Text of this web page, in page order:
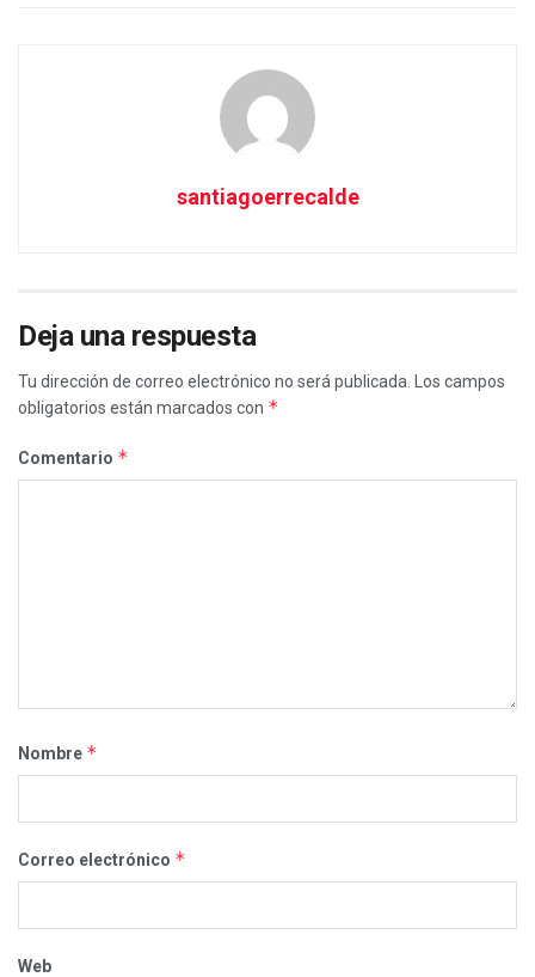
santiagoerrecalde
Deja una respuesta
Tu dirección de correo electrónico no será publicada.
Los campos
obligatorios están marcados con *
Comentario *
Nombre *
Correo electrónico *
Web